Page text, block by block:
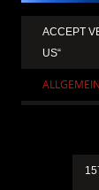
ACCEPT
US“
ALLGEMEIN